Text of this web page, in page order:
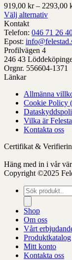
919,00 kr – 2293,00
Välj alternativ
Denna
produkt
har
alternativ
som
kan
väljas
produktens
Kontakt
Telefon: 046 71 26
Epost:
Profilvägen 4
246 43
Orgnr. 556604-1371
Länkar
Allmänna
Cookie Policy
Vilka är
Kontakta oss
Certifikat &
Häng med in i vår
Copyright ©2025
Produktsökning
Shop
Om oss
Vårt
Produktkatalog
Mitt konto
Kontakta oss